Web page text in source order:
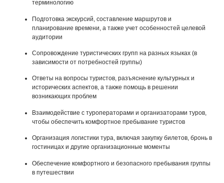
терминологию
Подготовка экскурсий, составление маршрутов и
планирование времени, а также учет особенностей целевой
аудитории
Сопровождение туристических групп на разных языках (в
зависимости от потребностей группы)
Ответы на вопросы туристов, разъяснение культурных и
исторических аспектов, а также помощь в решении
возникающих проблем
Взаимодействие с туроператорами и организаторами туров,
чтобы обеспечить комфортное пребывание туристов
Организация логистики тура, включая закупку билетов, бронь в
гостиницах и другие организационные моменты
Обеспечение комфортного и безопасного пребывания группы
в путешествии